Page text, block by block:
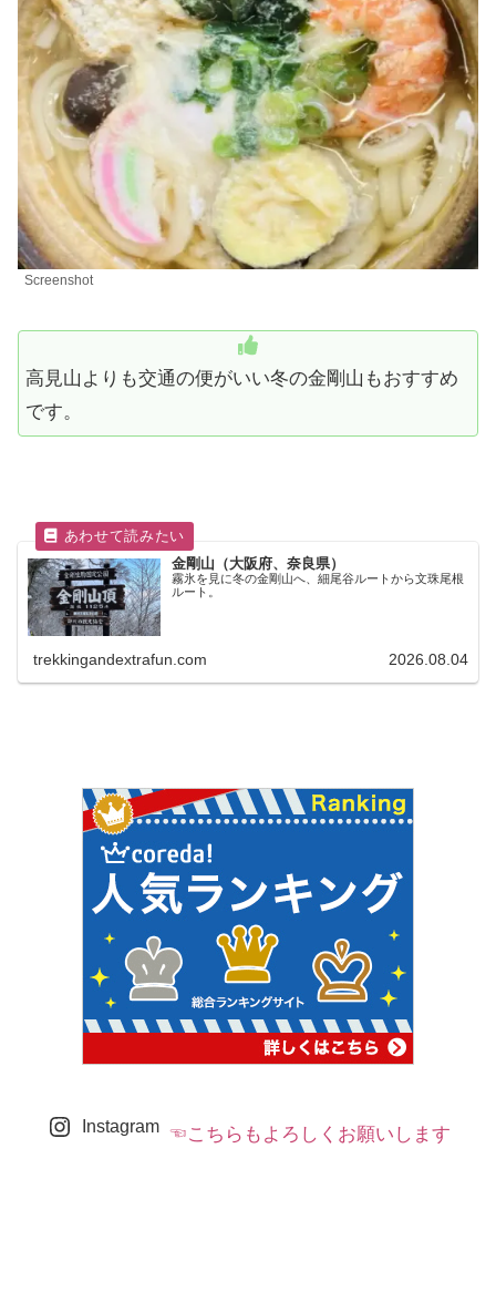
Screenshot
高見山よりも交通の便がいい冬の金剛山もおすすめ
です。
金剛山（大阪府、奈良県）
霧氷を見に冬の金剛山へ、細尾谷ルートから文珠尾根
ルート。
trekkingandextrafun.com 2026.08.04
Instagram ☜こちらもよろしくお願いします